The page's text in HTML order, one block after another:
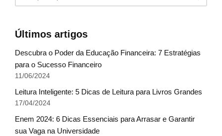
Últimos artigos
Descubra o Poder da Educação Financeira: 7 Estratégias
para o Sucesso Financeiro
11/06/2024
Leitura Inteligente: 5 Dicas de Leitura para Livros Grandes
17/04/2024
Enem 2024: 6 Dicas Essenciais para Arrasar e Garantir
sua Vaga na Universidade